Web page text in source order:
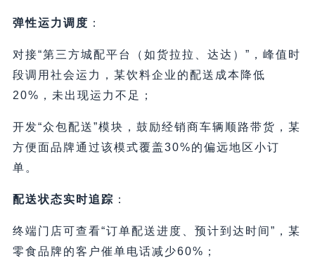
弹性运力调度 ：
对接“第三方城配平台（如货拉拉、达达）”，峰值时
段调用社会运力，某饮料企业的配送成本降低
20%，未出现运力不足；
开发“众包配送”模块，鼓励经销商车辆顺路带货，某
方便面品牌通过该模式覆盖30%的偏远地区小订
单。
配送状态实时追踪 ：
终端门店可查看“订单配送进度、预计到达时间”，某
零食品牌的客户催单电话减少60%；